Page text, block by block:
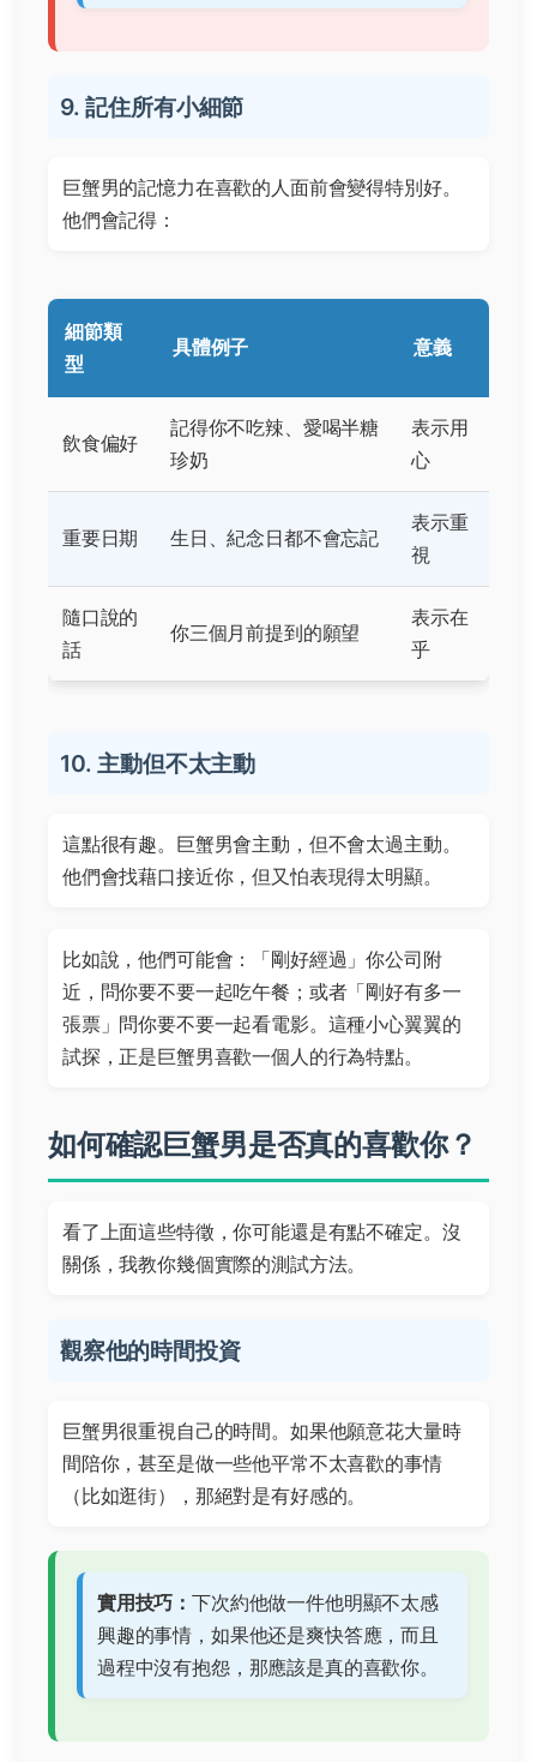
9. 記住所有小細節
巨蟹男的記憶力在喜歡的人面前會變得特別好。
他們會記得：
細節類
型
具體例子 意義
飲食偏好
記得你不吃辣、愛喝半糖
珍奶
表示用
心
重要日期 生日、紀念日都不會忘記
表示重
視
隨口說的
話
你三個月前提到的願望
表示在
乎
10. 主動但不太主動
這點很有趣。巨蟹男會主動，但不會太過主動。
他們會找藉口接近你，但又怕表現得太明顯。
比如說，他們可能會：「剛好經過」你公司附
近，問你要不要一起吃午餐；或者「剛好有多一
張票」問你要不要一起看電影。這種小心翼翼的
試探，正是巨蟹男喜歡一個人的行為特點。
如何確認巨蟹男是否真的喜歡你？
看了上面這些特徵，你可能還是有點不確定。沒
關係，我教你幾個實際的測試方法。
觀察他的時間投資
巨蟹男很重視自己的時間。如果他願意花大量時
間陪你，甚至是做一些他平常不太喜歡的事情
（比如逛街），那絕對是有好感的。
實用技巧：下次約他做一件他明顯不太感
興趣的事情，如果他还是爽快答應，而且
過程中沒有抱怨，那應該是真的喜歡你。